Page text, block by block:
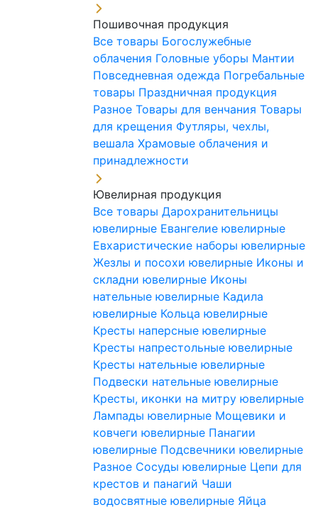
Пошивочная продукция
Все товары Богослужебные
облачения Головные уборы Мантии
Повседневная одежда Погребальные
товары Праздничная продукция
Разное Товары для венчания Товары
для крещения Футляры, чехлы,
вешала Храмовые облачения и
принадлежности
Ювелирная продукция
Все товары Дарохранительницы
ювелирные Евангелие ювелирные
Евхаристические наборы ювелирные
Жезлы и посохи ювелирные Иконы и
складни ювелирные Иконы
нательные ювелирные Кадила
ювелирные Кольца ювелирные
Кресты наперсные ювелирные
Кресты напрестольные ювелирные
Кресты нательные ювелирные
Подвески нательные ювелирные
Кресты, иконки на митру ювелирные
Лампады ювелирные Мощевики и
ковчеги ювелирные Панагии
ювелирные Подсвечники ювелирные
Разное Сосуды ювелирные Цепи для
крестов и панагий Чаши
водосвятные ювелирные Яйца